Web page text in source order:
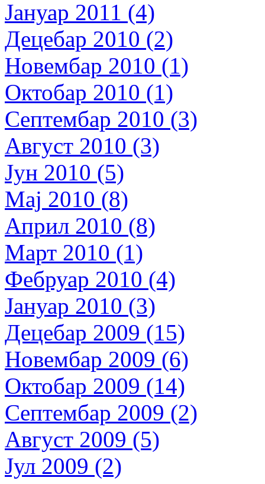
Јануар 2011 (4)
Децебар 2010 (2)
Новембар 2010 (1)
Октобар 2010 (1)
Септембар 2010 (3)
Август 2010 (3)
Јун 2010 (5)
Мај 2010 (8)
Април 2010 (8)
Март 2010 (1)
Фебруар 2010 (4)
Јануар 2010 (3)
Децебар 2009 (15)
Новембар 2009 (6)
Октобар 2009 (14)
Септембар 2009 (2)
Август 2009 (5)
Јул 2009 (2)